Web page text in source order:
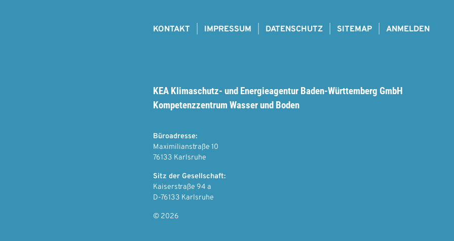
o
e
r
KONTAKT IMPRESSUM DATENSCHUTZ SITEMAP ANMELDEN
KEA Klimaschutz- und Energieagentur Baden-Württemberg GmbH
Kompetenzzentrum Wasser und Boden
Büroadresse:
Maximilianstraße 10
76133 Karlsruhe
Sitz der Gesellschaft:
Kaiserstraße 94 a
D-76133 Karlsruhe
© 2026